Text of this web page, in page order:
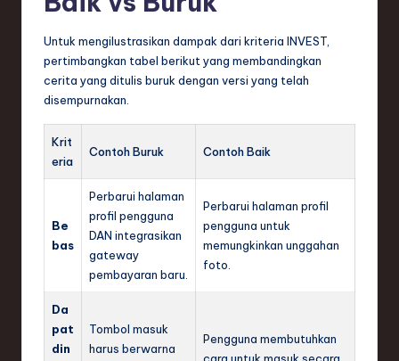
Untuk mengilustrasikan dampak dari kriteria INVEST,
pertimbangkan tabel berikut yang membandingkan
cerita yang ditulis buruk dengan versi yang telah
disempurnakan.
Krit
eria
Contoh Buruk Contoh Baik
Be
bas
Perbarui halaman
profil pengguna
DAN integrasikan
gateway
pembayaran baru.
Perbarui halaman profil
pengguna untuk
memungkinkan unggahan
foto.
Da
pat
din
Tombol masuk
harus berwarna
Pengguna membutuhkan
cara untuk masuk secara